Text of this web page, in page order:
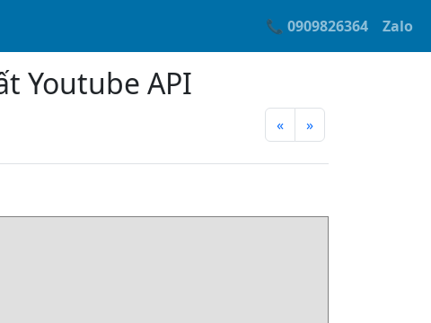
📞 0909826364 Zalo
Youtube API
« »